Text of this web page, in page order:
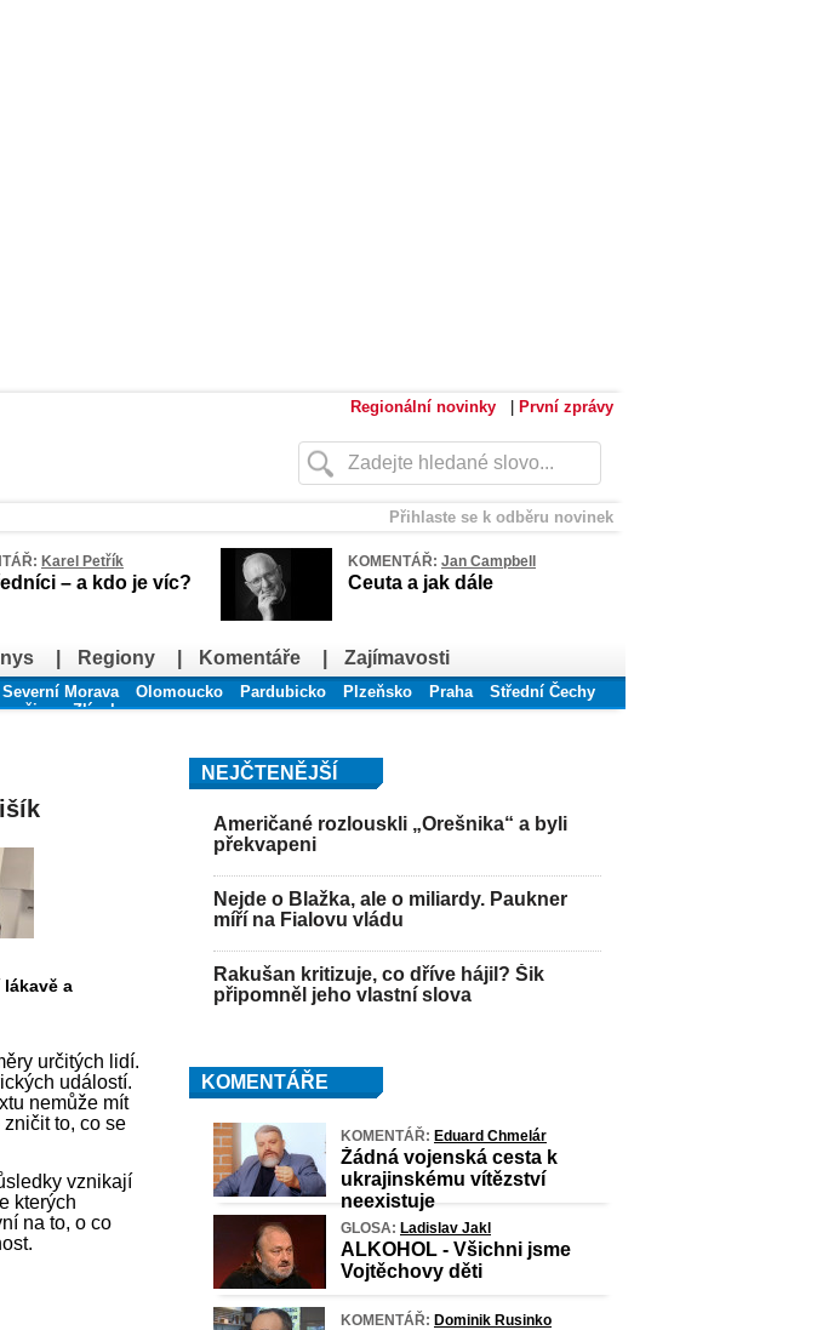
Regionální novinky První zprávy
Přihlaste se k odběru novinek
Karel Petřík
– a kdo je víc?
KOMENTÁŘ: Jan Campbell
Ceuta a jak dále
Regiony Komentáře Zajímavosti
Severní Morava Olomoucko Pardubicko Plzeňsko Praha
Střední Čechy
Zlínsko
a
určitých lidí.
událostí.
nemůže mít
to, co se
vznikají
kterých
na to, o co
NEJČTENĚJŠÍ
Američané rozlouskli „Orešnika“ a byli
překvapeni
Nejde o Blažka, ale o miliardy. Paukner
míří na Fialovu vládu
Rakušan kritizuje, co dříve hájil? Šik
připomněl jeho vlastní slova
KOMENTÁŘE
KOMENTÁŘ: Eduard Chmelár
Žádná vojenská cesta k
ukrajinskému vítězství
neexistuje
GLOSA: Ladislav Jakl
ALKOHOL - Všichni jsme
Vojtěchovy děti
KOMENTÁŘ: Dominik Rusinko